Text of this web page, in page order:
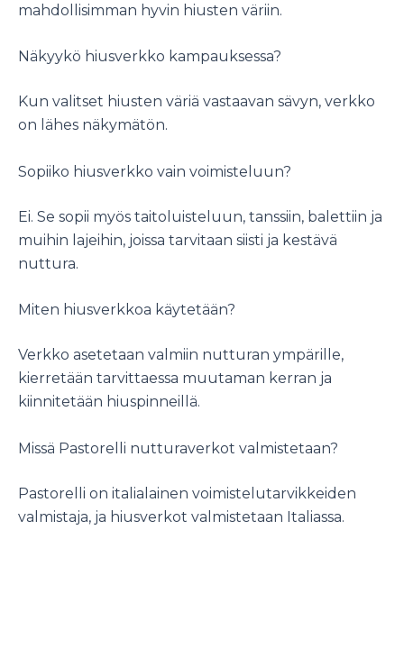
mahdollisimman hyvin hiusten väriin.
Näkyykö hiusverkko kampauksessa?
Kun valitset hiusten väriä vastaavan sävyn, verkko
on lähes näkymätön.
Sopiiko hiusverkko vain voimisteluun?
Ei. Se sopii myös taitoluisteluun, tanssiin, balettiin ja
muihin lajeihin, joissa tarvitaan siisti ja kestävä
nuttura.
Miten hiusverkkoa käytetään?
Verkko asetetaan valmiin nutturan ympärille,
kierretään tarvittaessa muutaman kerran ja
kiinnitetään hiuspinneillä.
Missä Pastorelli nutturaverkot valmistetaan?
Pastorelli on italialainen voimistelutarvikkeiden
valmistaja, ja hiusverkot valmistetaan Italiassa.